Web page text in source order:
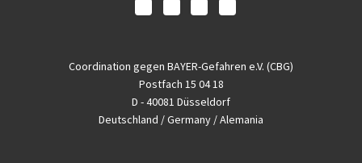
Coordination gegen BAYER-Gefahren e.V. (CBG)
Postfach 15 04 18
D - 40081 Düsseldorf
Deutschland / Germany / Alemania